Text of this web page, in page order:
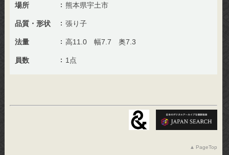
場所 熊本県宇土市
品質・形状 張り子
法量 高11.0 幅7.7 奥7.3
員数 1点
PageTop